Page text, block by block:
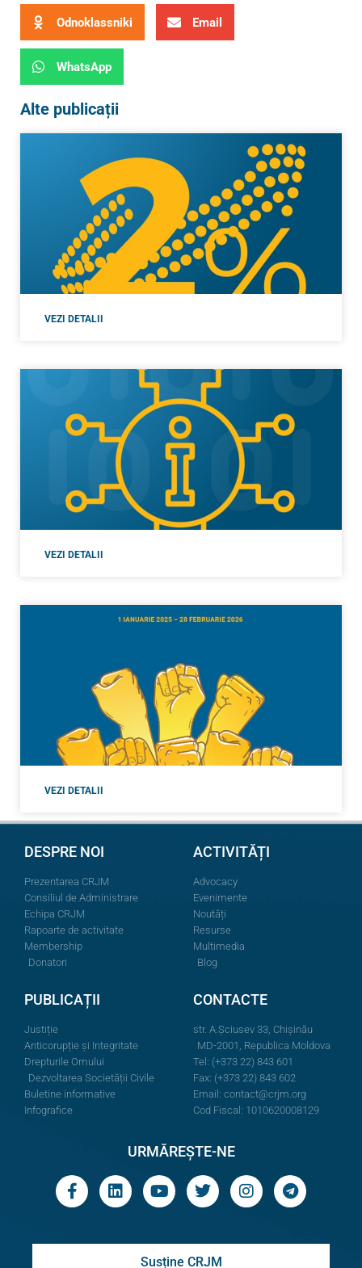
Odnoklassniki Email
WhatsApp
Alte publicații
VEZI DETALII
VEZI DETALII
VEZI DETALII
DESPRE NOI
Prezentarea CRJM
Consiliul de Administrare
Echipa CRJM
Rapoarte de activitate
Membership
Donatori
ACTIVITĂȚI
Advocacy
Evenimente
Noutăți
Resurse
Multimedia
Blog
PUBLICAȚII
Justiție
Anticorupție și Integritate
Drepturile Omului
Dezvoltarea Societății Civile
Buletine informative
Infografice
CONTACTE
str. A.Şciusev 33, Chișinău
MD-2001, Republica Moldova
Tel: (+373 22) 843 601
Fax: (+373 22) 843 602
Email: contact@crjm.org
Cod Fiscal: 1010620008129
URMĂREȘTE-NE
Susține CRJM